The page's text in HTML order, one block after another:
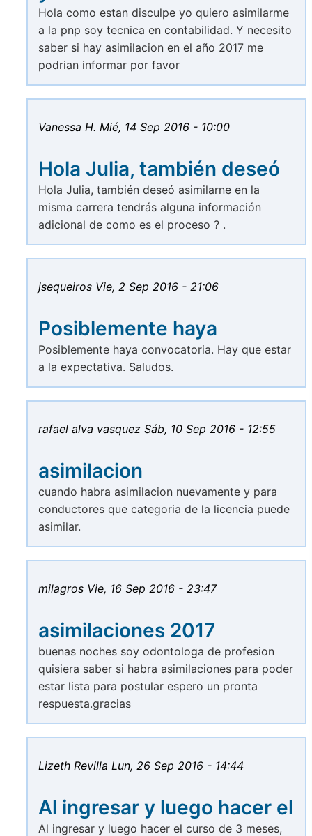
Hola como estan disculpe yo quiero asimilarme
a la pnp soy tecnica en contabilidad. Y necesito
saber si hay asimilacion en el año 2017 me
podrian informar por favor
Vanessa H. Mié, 14 Sep 2016 - 10:00
Hola Julia, también deseó
Hola Julia, también deseó asimilarne en la
misma carrera tendrás alguna información
adicional de como es el proceso ? .
jsequeiros Vie, 2 Sep 2016 - 21:06
Posiblemente haya
Posiblemente haya convocatoria. Hay que estar
a la expectativa. Saludos.
rafael alva vasquez Sáb, 10 Sep 2016 - 12:55
asimilacion
cuando habra asimilacion nuevamente y para
conductores que categoria de la licencia puede
asimilar.
milagros Vie, 16 Sep 2016 - 23:47
asimilaciones 2017
buenas noches soy odontologa de profesion
quisiera saber si habra asimilaciones para poder
estar lista para postular espero un pronta
respuesta.gracias
Lizeth Revilla Lun, 26 Sep 2016 - 14:44
Al ingresar y luego hacer el
Al ingresar y luego hacer el curso de 3 meses,